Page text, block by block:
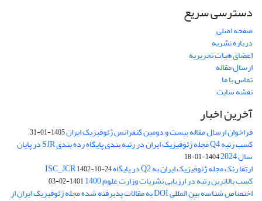
دسترسی سریع
صفحه اصلی
درباره نشریه
اعضای هیات تحریریه
ارسال مقاله
تماس با ما
نقشه سایت
آخرین اخبار
فراخوان ارسال مقاله بیست و دومین کنفرانس ژئوفیزیک ایران1405-01-31
کسب رتبه Q4 مجله ژئوفیزیک ایران در رتبه بندی پایگاه رده بندی SJR در پایان
سال 2024 1404-01-18
ارتقا رنک مجله ژئوفیزیک ایران به Q2 در پایگاه ISC_JCR 1402-10-24
کسب بالاترین رتبه در ارزیابی نشریات وزارت علوم 1400 1401-02-03
اختصاص شناسه بین المللی DOI به مقالات پذیرفته شده مجله ژئوفیزیک ایران از